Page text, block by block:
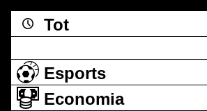
Tot
Esports
Economia